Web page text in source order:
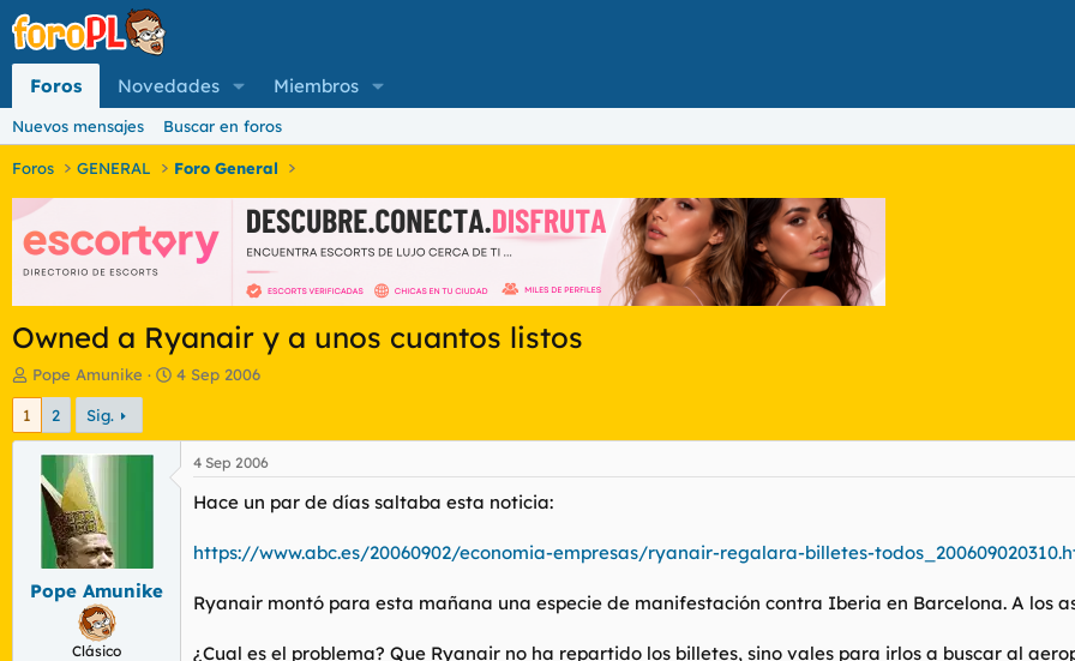
Foros Novedades Miembros
Nuevos mensajes Buscar en foros
Foros GENERAL Foro General
Owned a Ryanair y a unos cuantos listos
I
n
c
e
Pope Amunike
F
h
d
4 Sep 2006
1 2 Sig.
Pope Amunike
Clásico
4 Sep 2006
Hace un par de días saltaba esta noticia:
https://www.abc.es/20060902/economia-empresas/ryanair-regalara-billetes-
Ryanair montó para esta mañana una especie de manifestación contra Iberia en Barcelona. A los
¿Cual es el problema? Que Ryanair no ha repartido los billetes, sino vales para irlos a buscar al